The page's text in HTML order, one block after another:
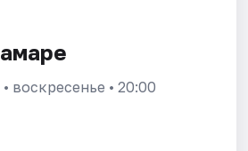
• воскресенье • 20:00